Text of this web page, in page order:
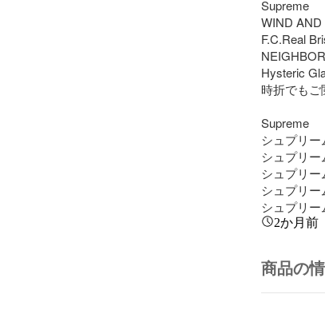
Supreme
WIND AND
F.C.Real
Hysteric
時折でもご
Supreme
シュプリー
シュプリー
シュプリ
シュプリ
シュプリ
2か月前
商品の